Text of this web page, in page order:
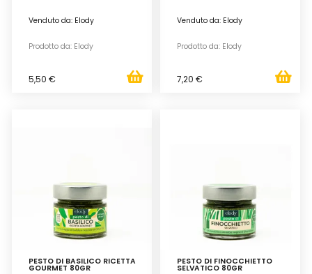
Venduto da: Elody
Prodotto da: Elody
5,50 €
Venduto da: Elody
Prodotto da: Elody
7,20 €
PESTO DI BASILICO RICETTA
GOURMET 80GR
PESTO DI FINOCCHIETTO
SELVATICO 80GR